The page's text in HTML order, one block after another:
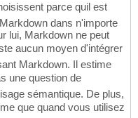
parce quil est
dans n'importe
lui, Markdown ne peut
aucun moyen d'intégrer
Markdown. Il estime
une question de
sémantique. De plus,
que quand vous utilisez